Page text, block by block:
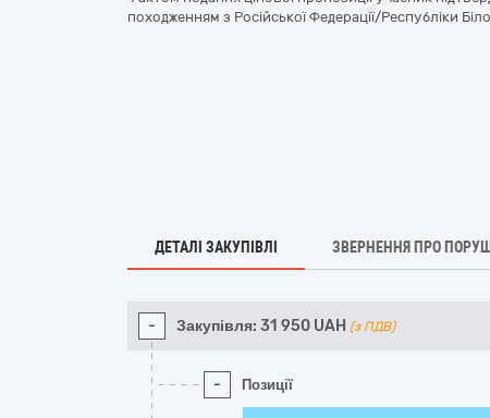
походженням з Російської Федерації/Республіки
ДЕТАЛІ ЗАКУПІВЛІ ЗВЕРНЕННЯ ПРО
- Закупівля: 31 950 UAH (з ПДВ)
- Позиції